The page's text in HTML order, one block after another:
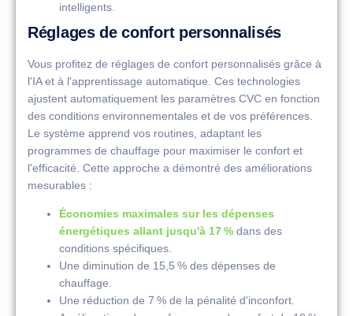
intelligents.
Réglages de confort personnalisés
Vous profitez de réglages de confort personnalisés grâce à
l'IA et à l'apprentissage automatique. Ces technologies
ajustent automatiquement les paramètres CVC en fonction
des conditions environnementales et de vos préférences.
Le système apprend vos routines, adaptant les
programmes de chauffage pour maximiser le confort et
l'efficacité. Cette approche a démontré des améliorations
mesurables :
Économies maximales sur les dépenses
énergétiques allant jusqu'à 17 % dans des
conditions spécifiques.
Une diminution de 15,5 % des dépenses de
chauffage.
Une réduction de 7 % de la pénalité d'inconfort.